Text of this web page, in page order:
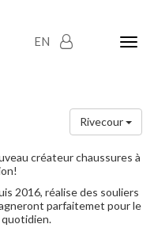
EN
Rivecour
créateur chaussures à
2016, réalise des souliers
parfaitemet pour le
quotidien.